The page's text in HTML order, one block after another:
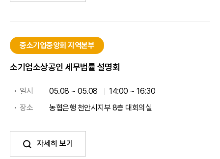
중소기업중앙회 지역본부
소기업소상공인 세무법률 설명회
일시 05.08 ~ 05.08
14:00 ~ 16:30
장소
농협은행 천안시지부 8층 대회의실
자세히 보기